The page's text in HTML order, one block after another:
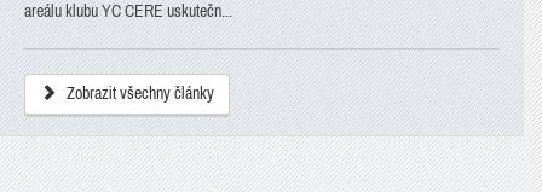
areálu klubu YC CERE uskutečn...
Zobrazit všechny články